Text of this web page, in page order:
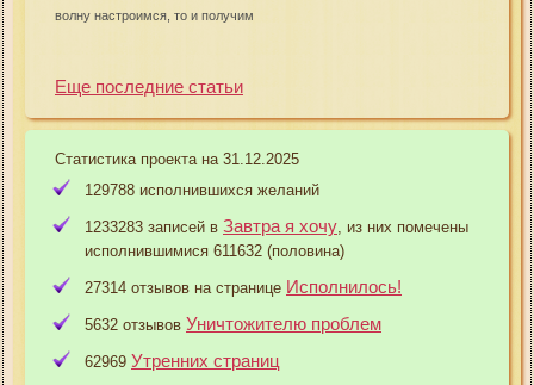
волну настроимся, то и получим
Еще последние статьи
Статистика проекта на 31.12.2025
129788 исполнившихся желаний
1233283 записей в Завтра я хочу , из них помечены
исполнившимися 611632 (половина)
27314 отзывов на странице Исполнилось!
5632 отзывов Уничтожителю проблем
62969 Утренних страниц